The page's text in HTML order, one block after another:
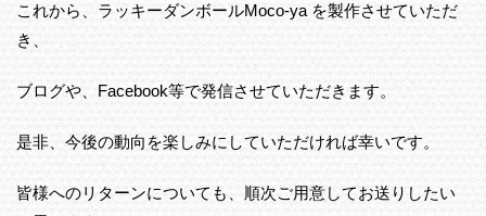
これから、ラッキーダンボールMoco-ya を製作させていただ
き、
ブログや、Facebook等で発信させていただきます。
是非、今後の動向を楽しみにしていただければ幸いです。
皆様へのリターンについても、順次ご用意してお送りしたい